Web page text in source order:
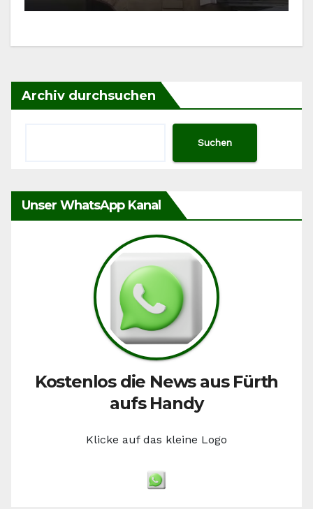
Archiv durchsuchen
Suchen
Unser WhatsApp Kanal
Kostenlos die News aus Fürth
aufs Handy
Klicke auf das kleine Logo